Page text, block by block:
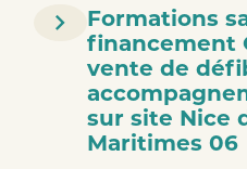
Formations
financement
vente de
sur site Nice
Maritimes 06